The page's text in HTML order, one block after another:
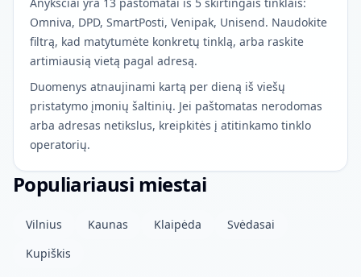
Omniva, DPD, SmartPosti, Venipak, Unisend. Naudokite
filtrą, kad matytumėte konkretų tinklą, arba raskite
artimiausią vietą pagal adresą.
Duomenys atnaujinami kartą per dieną iš viešų
pristatymo įmonių šaltinių. Jei paštomatas nerodomas
arba adresas netikslus, kreipkitės į atitinkamo tinklo
operatorių.
Populiariausi miestai
Vilnius Kaunas Klaipėda
Svėdasai
Kupiškis